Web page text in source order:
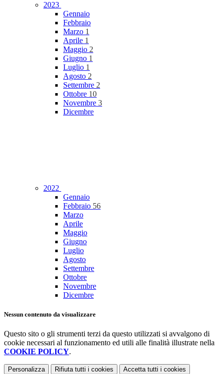
2023
Gennaio
Febbraio
Marzo 1
Aprile 1
Maggio 2
Giugno 1
Luglio 1
Agosto 2
Settembre 2
Ottobre 10
Novembre 3
Dicembre
2022
Gennaio
Febbraio 56
Marzo
Aprile
Maggio
Giugno
Luglio
Agosto
Settembre
Ottobre
Novembre
Dicembre
Nessun contenuto da visualizzare
Questo sito o gli strumenti terzi da questo utilizzati si avvalgono di
cookie necessari al funzionamento ed utili alle finalità illustrate nella
COOKIE POLICY.
Personalizza Rifiuta tutti i cookies Accetta tutti i cookies